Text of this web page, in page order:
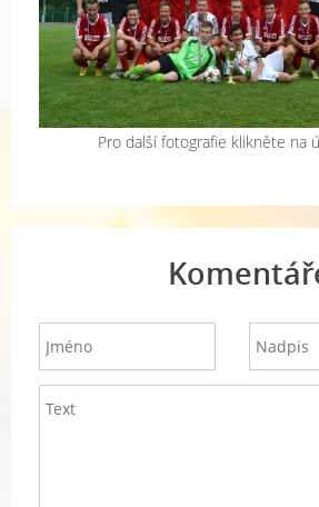
Pro další fotografie klikněte na